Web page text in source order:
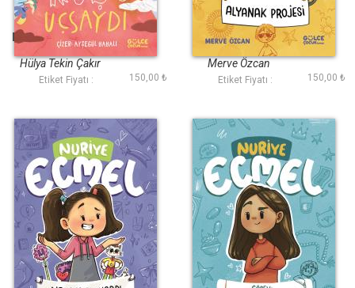
Deve Kuşu Uçsaydı
Hülya Tekin Çakır
Etiket Fiyatı : 150,00 ₺
Alyanak Projesi
Nuriye Ecmel 2
Merve Özcan
Etiket Fiyatı : 150,00 ₺